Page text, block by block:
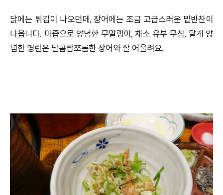
닭에는 튀김이 나오던데, 장어에는 조금 고급스러운 밑반찬이
나옵니다. 마즙으로 양념한 무말랭이, 채소 유부 무침, 달게 양
념한 명란은 달콤짭쪼름한 장어와 잘 어울려요.